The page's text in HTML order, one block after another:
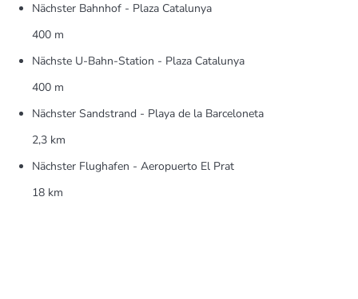
Nächster Bahnhof - Plaza Catalunya
400 m
Nächste U-Bahn-Station - Plaza Catalunya
400 m
Nächster Sandstrand - Playa de la Barceloneta
2,3 km
Nächster Flughafen - Aeropuerto El Prat
18 km